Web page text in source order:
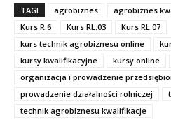
TAGI agrobiznes agrobiznes
Kurs R.6
Kurs RL.03
Kurs RL.07
kurs technik agrobiznesu online
kursy kwalifikacyjne
kursy online
organizacja i prowadzenie
prowadzenie działalności rolniczej
technik agrobiznesu kwalifikacje